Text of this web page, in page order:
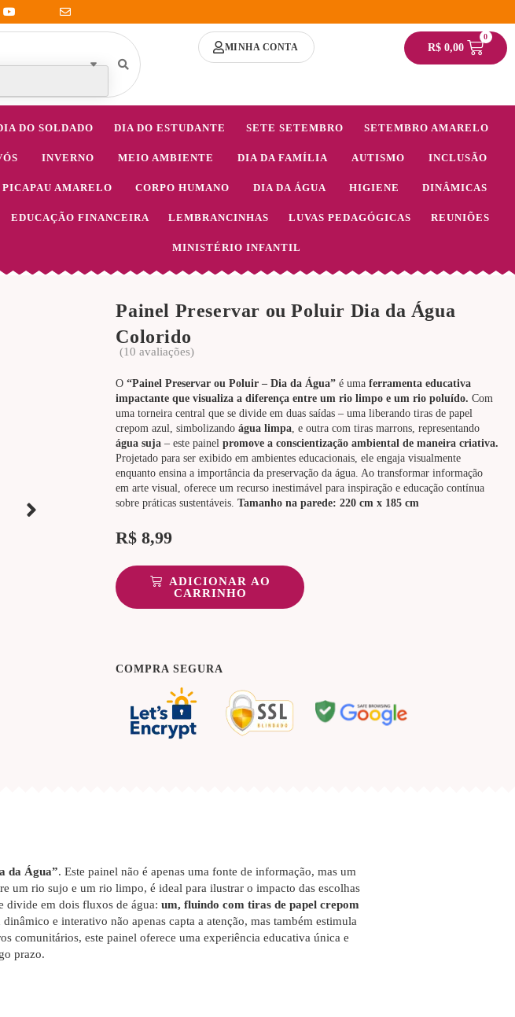
MINHA CONTA R$0,00
0
DO SOLDADO DIA DO ESTUDANTE SETE SETEMBRO SETEMBRO AMARELO
INVERNO MEIO AMBIENTE DIA DA FAMÍLIA AUTISMO INCLUSÃO
AMARELO CORPO HUMANO DIA DA ÁGUA HIGIENE DINÂMICAS
EDUCAÇÃO FINANCEIRA LEMBRANCINHAS LUVAS PEDAGÓGICAS REUNIÕES
MINISTÉRIO INFANTIL
Painel Preservar ou Poluir Dia da Água
Colorido
(10 avaliações)
O “Painel Preservar ou Poluir – Dia da Água” é umaferramenta educativa
impactante que visualiza a diferença entre um rio limpo e um rio poluído. Com
uma torneira central que se divide em duas saídas – uma liberando tiras de papel
crepom azul, simbolizando água limpa, e outra com tiras marrons, representando
água suja – este painelpromove a conscientização ambiental de maneira criativa.
Projetado para ser exibido em ambientes educacionais, ele engaja visualmente
enquanto ensina a importância da preservação da água. Ao transformar informação
em arte visual, oferece um recurso inestimável para inspiração e educação contínua
sobre práticas sustentáveis.Tamanho na parede: 220 cm x 185 cm
R$ 8,99
ADICIONAR AO
CARRINHO
COMPRA SEGURA
da Água”. Este painel não é apenas uma fonte de informação, mas um
um rio sujo e um rio limpo, é ideal para ilustrar o impacto das escolhas
divide em dois fluxos de água: um, fluindo com tiras de papel crepom
dinâmico e interativo não apenas capta a atenção, mas também estimula
comunitários, este painel oferece uma experiência educativa única e
prazo.